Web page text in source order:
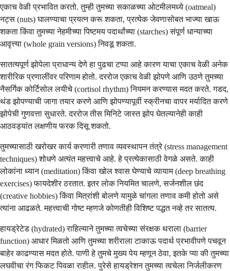
एकाच वेळी प्रभावित करतो. तुम्ही तुमच्या सकाळच्या ओटमीलमध्ये (oatmeal)
नट्स (nuts) घालण्याचा प्रयत्न करू शकता, प्रत्येक जेवणासोबत भाज्या खाऊ
शकता किंवा तुमच्या नेहमीच्या पिष्टमय पदार्थांच्या (starches) संपूर्ण धान्याच्या
आवृत्त्या (whole grain versions) निवडू शकता.
सातत्यपूर्ण झोपेला प्राधान्य देणे हा पुढचा टप्पा आहे कारण याचा एकाच वेळी अनेक
शारीरिक प्रणालींवर परिणाम होतो. दररोज एकाच वेळी झोपणे आणि उठणे तुमच्या
नैसर्गिक कोर्टिसोल लयीचे (cortisol rhythm) नियमन करण्यास मदत करते. गडद,
थंड झोपण्याची जागा तयार करणे आणि झोपण्यापूर्वी स्क्रीनचा वापर मर्यादित करणे
झोपेची गुणवत्ता सुधारते. दररोज तीस मिनिटे जास्त झोप घेतल्यानेही काही
आठवड्यांत लक्षणीय फरक दिसू शकतो.
तुमच्यासाठी खरोखर कार्य करणारी तणाव व्यवस्थापन तंत्रे (stress management
techniques) शोधणे अत्यंत महत्त्वाचे आहे. हे प्रत्येकासाठी वेगळे असते. काही
लोकांना ध्यान (meditation) किंवा खोल श्वास घेण्याचे व्यायाम (deep breathing
exercises) फायदेशीर ठरतात. इतर लोक नियमित चालणे, सर्जनशील छंद
(creative hobbies) किंवा मित्रांशी बोलणे यामुळे चांगला तणाव कमी होतो असे
त्यांना आढळते. महत्त्वाची गोष्ट म्हणजे कोणतीही विशिष्ट पद्धत नव्हे तर सातत्य.
हायड्रेटेड (hydrated) राहिल्याने तुमच्या त्वचेच्या संरक्षक थराला (barrier
function) आधार मिळतो आणि तुमच्या शरीराला टाकाऊ पदार्थ प्रभावीपणे पचवून
बाहेर काढण्यास मदत होते. पाणी हे तुमचे मुख्य पेय म्हणून ठेवा, इतके प्या की तुमच्या
लघवीचा रंग फिकट पिवळा राहील. पुरेसे हायड्रेशन तुमच्या त्वचेला निर्जलीकरण